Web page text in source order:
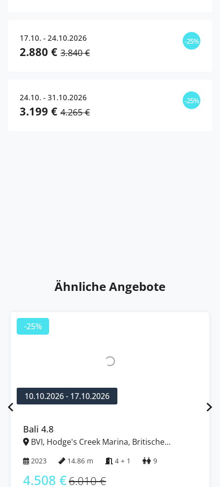
17.10. - 24.10.2026 -25%
2.880 € 3.840 €
24.10. - 31.10.2026 -25%
3.199 € 4.265 €
Ähnliche Angebote
-25%
12.12.2026 - 19.12.2026
Bali 4.4
BVI, Tortola, Nanny Cay Marina, Britische
2024 13.50 m 4 + 1 10
4.365 €5.820 €